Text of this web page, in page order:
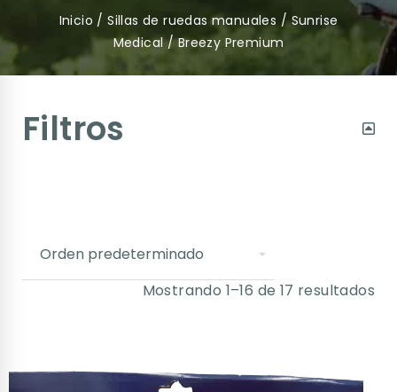
Inicio /Sillas de ruedas manuales /Sunrise
Medical/ Breezy Premium
Filtros
Mostrando 1–16 de 17 resultados